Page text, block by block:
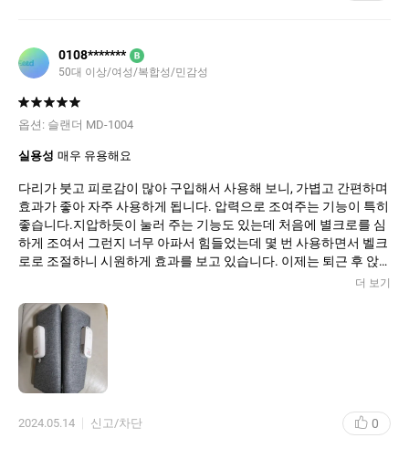
색상도 그린 원래부터 그린 좋아하는데
촌스럽지도 않고
제 점수는요
-2점은 찍찍이가 너무 강력해서
버겁게 뗀다는거
0108******* B
50대 이상/여성/복합성/민감성
옵션: 슬랜더 MD-1004
실용성 매우 유용해요
다리가 붓고 피로감이 많아 구입해서 사용해 보니, 가볍고 간편하며
효과가 좋아 자주 사용하게 됩니다. 압력으로 조여주는 기능이 특히
좋습니다.지압하듯이 눌러 주는 기능도 있는데 처음에 별크로를 심
하게 조여서 그런지 너무 아파서 힘들었는데 몇 번 사용하면서 벨크
로로 조절하니 시원하게 효과를 보고 있습니다. 이제는 퇴근 후 앉
아서도 누워서도 쉴 때는 언제든 하루에도 몇 번씩 사용하게 됩니
더 보기
2024.05.14 신고/차단 0